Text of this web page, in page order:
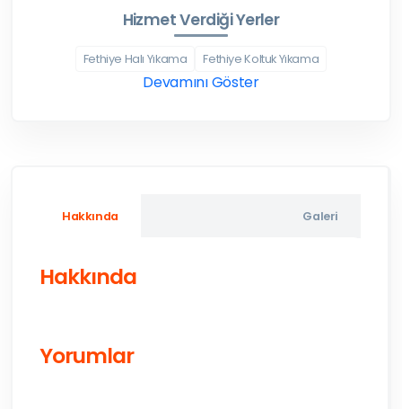
Hizmet Verdiği Yerler
Fethiye Halı Yıkama Fethiye Koltuk Yıkama
Devamını Göster
Hakkında Galeri
Hakkında
Yorumlar